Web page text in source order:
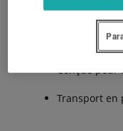
triangulaires
Sécurité en
Conçue pour
Transport en